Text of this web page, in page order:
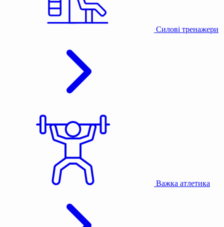
Силові тренажери
Важка атлетика